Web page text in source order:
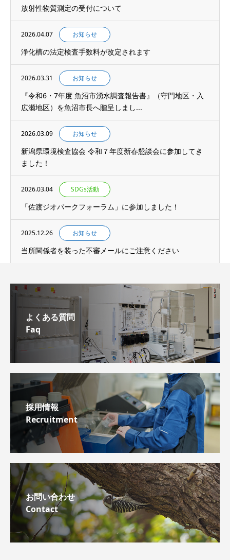
放射性物質測定の受付について
2026.04.07 お知らせ
浄化槽の法定検査手数料が改定されます
2026.03.31 お知らせ
『令和6・7年度 魚沼市湧水調査報告書』（守門地区・入
広瀬地区）を魚沼市長へ贈呈しまし...
2026.03.09 お知らせ
新潟県環境検査協会 令和７年度新春懇談会に参加してき
ました！
2026.03.04 SDGs活動
「佐渡ジオパークフォーラム」に参加しました！
2025.12.26 お知らせ
当所関係者を装った不審メールにご注意ください
よくある質問
Faq
採用情報
Recruitment
お問い合わせ
Contact